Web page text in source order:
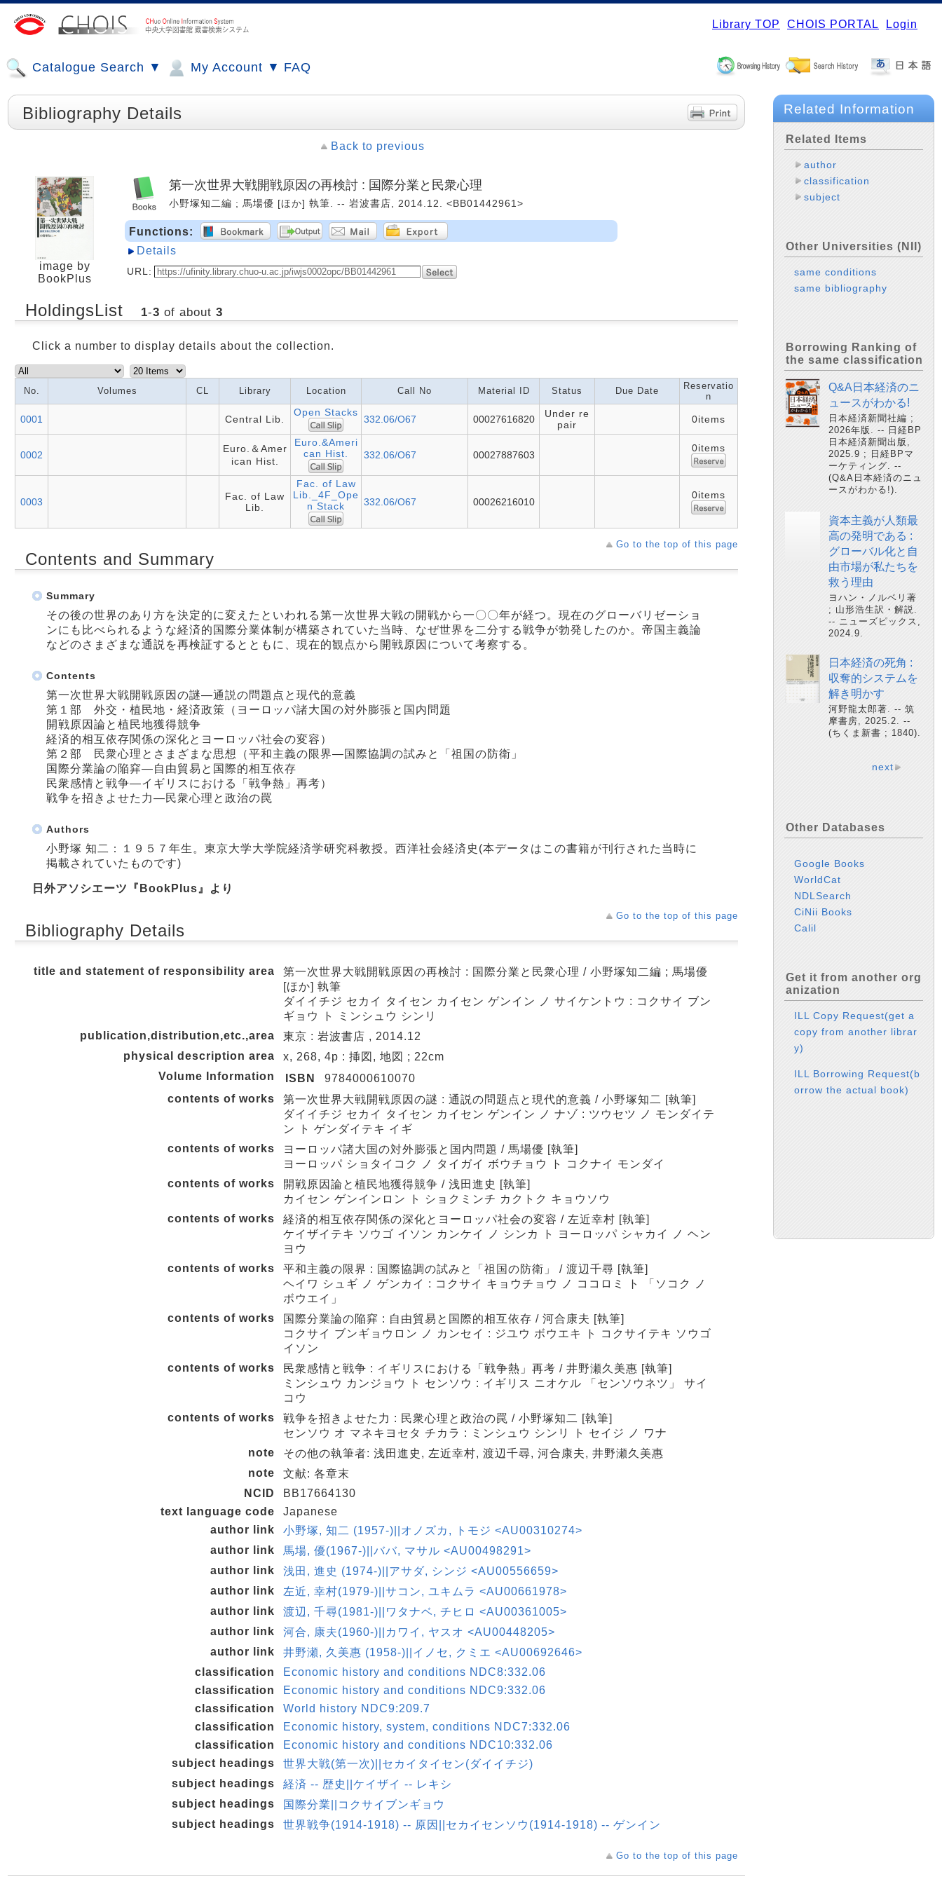
Library TOP CHOIS PORTAL Login
Catalogue Search ▼ My Account ▼ FAQ
Bibliography Details
Back to previous
image by
BookPlus
第一次世界大戦開戦原因の再検討 : 国際分業と民衆心理
小野塚知二編 ; 馬場優 [ほか] 執筆. -- 岩波書店, 2014.12. <BB01442961>
Functions:
Details
URL:
HoldingsList 1-3 of about 3
Click a number to display details about the collection.
No. Volumes CL Library Location Call No Material ID Status Due Date
Reservatio
n
0001 Central Lib.
Open Stacks
332.06/O67 00027616820
Under re
pair
0items
0002
Euro.＆Amer
ican Hist.
Euro.&Ameri
can Hist.
332.06/O67 00027887603
0items
0003
Fac. of Law
Lib.
Fac. of Law
Lib._4F_Ope
n Stack
332.06/O67 00026216010
0items
Go to the top of this page
Contents and Summary
Summary
その後の世界のあり方を決定的に変えたといわれる第一次世界大戦の開戦から一〇〇年が経つ。現在のグローバリゼーショ
ンにも比べられるような経済的国際分業体制が構築されていた当時、なぜ世界を二分する戦争が勃発したのか。帝国主義論
などのさまざまな通説を再検証するとともに、現在的観点から開戦原因について考察する。
Contents
第一次世界大戦開戦原因の謎―通説の問題点と現代的意義
第１部 外交・植民地・経済政策（ヨーロッパ諸大国の対外膨張と国内問題
開戦原因論と植民地獲得競争
経済的相互依存関係の深化とヨーロッパ社会の変容）
第２部 民衆心理とさまざまな思想（平和主義の限界―国際協調の試みと「祖国の防衛」
国際分業論の陥穽―自由貿易と国際的相互依存
民衆感情と戦争―イギリスにおける「戦争熱」再考）
戦争を招きよせた力―民衆心理と政治の罠
Authors
小野塚 知二：１９５７年生。東京大学大学院経済学研究科教授。西洋社会経済史(本データはこの書籍が刊行された当時に
掲載されていたものです)
日外アソシエーツ『BookPlus』より
Go to the top of this page
Bibliography Details
title and statement of responsibility area
第一次世界大戦開戦原因の再検討 : 国際分業と民衆心理 / 小野塚知二編 ; 馬場優
[ほか] 執筆
ダイイチジ セカイ タイセン カイセン ゲンイン ノ サイケントウ : コクサイ ブン
ギョウ ト ミンシュウ シンリ
publication,distribution,etc.,area
東京 : 岩波書店 , 2014.12
physical description area
x, 268, 4p : 挿図, 地図 ; 22cm
Volume Information
ISBN
9784000610070
contents of works
第一次世界大戦開戦原因の謎 : 通説の問題点と現代的意義 / 小野塚知二 [執筆]
ダイイチジ セカイ タイセン カイセン ゲンイン ノ ナゾ : ツウセツ ノ モンダイテ
ン ト ゲンダイテキ イギ
contents of works
ヨーロッパ諸大国の対外膨張と国内問題 / 馬場優 [執筆]
ヨーロッパ ショタイコク ノ タイガイ ボウチョウ ト コクナイ モンダイ
contents of works
開戦原因論と植民地獲得競争 / 浅田進史 [執筆]
カイセン ゲンインロン ト ショクミンチ カクトク キョウソウ
contents of works
経済的相互依存関係の深化とヨーロッパ社会の変容 / 左近幸村 [執筆]
ケイザイテキ ソウゴ イソン カンケイ ノ シンカ ト ヨーロッパ シャカイ ノ ヘン
ヨウ
contents of works
平和主義の限界 : 国際協調の試みと「祖国の防衛」 / 渡辺千尋 [執筆]
ヘイワ シュギ ノ ゲンカイ : コクサイ キョウチョウ ノ ココロミ ト 「ソコク ノ
ボウエイ」
contents of works
国際分業論の陥穽 : 自由貿易と国際的相互依存 / 河合康夫 [執筆]
コクサイ ブンギョウロン ノ カンセイ : ジユウ ボウエキ ト コクサイテキ ソウゴ
イソン
contents of works
民衆感情と戦争 : イギリスにおける「戦争熱」再考 / 井野瀬久美惠 [執筆]
ミンシュウ カンジョウ ト センソウ : イギリス ニオケル 「センソウネツ」 サイ
コウ
contents of works
戦争を招きよせた力 : 民衆心理と政治の罠 / 小野塚知二 [執筆]
センソウ オ マネキヨセタ チカラ : ミンシュウ シンリ ト セイジ ノ ワナ
note
その他の執筆者: 浅田進史, 左近幸村, 渡辺千尋, 河合康夫, 井野瀬久美惠
note
文献: 各章末
NCID
BB17664130
text language code
Japanese
author link
小野塚, 知二 (1957-)||オノズカ, トモジ <AU00310274>
author link
馬場, 優(1967-)||ババ, マサル <AU00498291>
author link
浅田, 進史 (1974-)||アサダ, シンジ <AU00556659>
author link
左近, 幸村(1979-)||サコン, ユキムラ <AU00661978>
author link
渡辺, 千尋(1981-)||ワタナベ, チヒロ <AU00361005>
author link
河合, 康夫(1960-)||カワイ, ヤスオ <AU00448205>
author link
井野瀬, 久美惠 (1958-)||イノセ, クミエ <AU00692646>
classification
Economic history and conditions NDC8:332.06
classification
Economic history and conditions NDC9:332.06
classification
World history NDC9:209.7
classification
Economic history, system, conditions NDC7:332.06
classification
Economic history and conditions NDC10:332.06
subject headings
世界大戦(第一次)||セカイタイセン(ダイイチジ)
subject headings
経済 -- 歴史||ケイザイ -- レキシ
subject headings
国際分業||コクサイブンギョウ
subject headings
世界戦争(1914-1918) -- 原因||セカイセンソウ(1914-1918) -- ゲンイン
Go to the top of this page
Related Information
Related Items
author
classification
subject
Other Universities (NII)
same conditions
same bibliography
Borrowing Ranking of
the same classification
Q&A日本経済のニ
ュースがわかる!
日本経済新聞社編 ;
2026年版. -- 日経BP
日本経済新聞出版,
2025.9 ; 日経BPマ
ーケティング. --
(Q&A日本経済のニュ
ースがわかる!).
資本主義が人類最
高の発明である :
グローバル化と自
由市場が私たちを
救う理由
ヨハン・ノルベリ著
; 山形浩生訳・解説.
-- ニューズピックス,
2024.9.
日本経済の死角 :
収奪的システムを
解き明かす
河野龍太郎著. -- 筑
摩書房, 2025.2. --
(ちくま新書 ; 1840).
next
Other Databases
Google Books
WorldCat
NDLSearch
CiNii Books
Calil
Get it from another org
anization
ILL Copy Request(get a
copy from another librar
y)
ILL Borrowing Request(b
orrow the actual book)